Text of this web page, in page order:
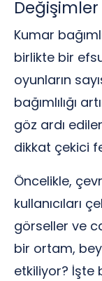
Değişimler
Kumar
birlikte bir
oyunların
bağımlılığı
göz ardı
dikkat çekici
Öncelikle,
kullanıcıları
görseller ve
bir ortam,
etkiliyor? İşte